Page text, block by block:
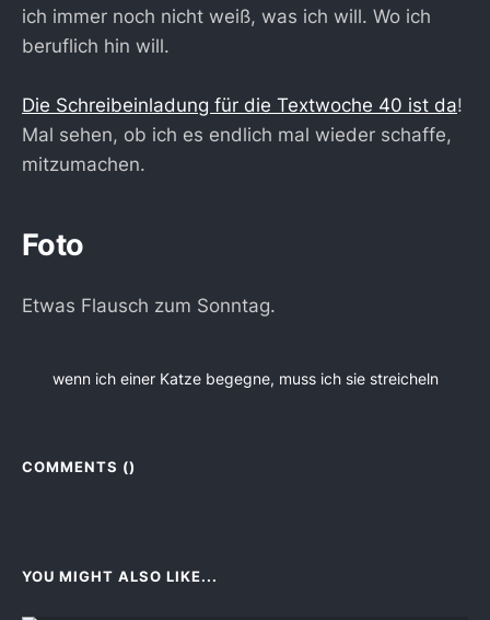
ich immer noch nicht weiß, was ich will. Wo ich
beruflich hin will.
Die Schreibeinladung für die Textwoche 40 ist da!
Mal sehen, ob ich es endlich mal wieder schaffe,
mitzumachen.
Foto
Etwas Flausch zum Sonntag.
wenn ich einer Katze begegne, muss ich sie streicheln
COMMENTS ()
YOU MIGHT ALSO LIKE...